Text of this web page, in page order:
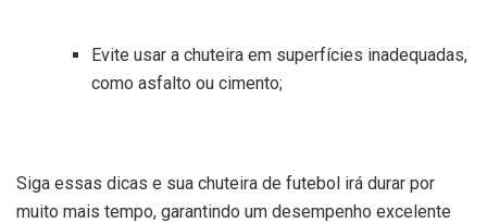
Evite usar a chuteira em superfícies inadequadas,
como asfalto ou cimento;
Siga essas dicas e sua chuteira de futebol irá durar por
muito mais tempo, garantindo um desempenho excelente